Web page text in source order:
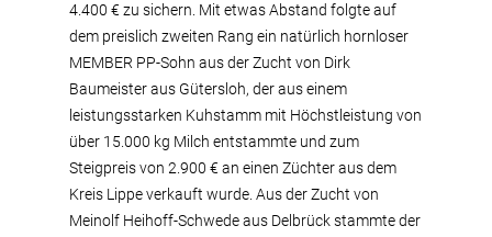
4.400 € zu sichern. Mit etwas Abstand folgte auf
dem preislich zweiten Rang ein natürlich hornloser
MEMBER PP-Sohn aus der Zucht von Dirk
Baumeister aus Gütersloh, der aus einem
leistungsstarken Kuhstamm mit Höchstleistung von
über 15.000 kg Milch entstammte und zum
Steigpreis von 2.900 € an einen Züchter aus dem
Kreis Lippe verkauft wurde. Aus der Zucht von
Meinolf Heihoff-Schwede aus Delbrück stammte der